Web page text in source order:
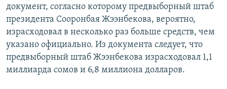
документ, согласно которому предвыборный штаб
президента Сооронбая Жээнбекова, вероятно,
израсходовал в несколько раз больше средств, чем
указано официально. Из документа следует, что
предвыборный штаб Жээнбекова израсходовал 1,1
миллиарда сомов и 6,8 миллиона долларов.